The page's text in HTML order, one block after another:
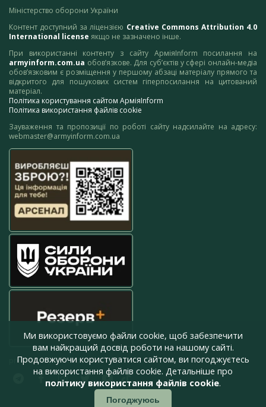
Міністерство оборони України
Контент доступний за ліцензією Creative Commons Attribution 4.0
International license якщо не зазначено інше.
При використанні контенту з сайту АрміяInform посилання на
armyinform.com.ua обов’язкове. Для суб’єктів у сфері онлайн-медіа
обов’язковим є розміщення у першому абзаці матеріалу прямого та
відкритого для пошукових систем гіперпосилання на цитований
матеріал.
Політика користування сайтом АрміяInform
Політика використання файлів cookie
Зауваження та пропозиції по роботі сайту надсилайте на адресу:
webmaster@armyinform.com.ua
press@armyinform.com.ua
Ми використовуємо файли cookie, щоб забезпечити
вам найкращий досвід роботи на нашому сайті.
Продовжуючи користуватися сайтом, ви погоджуєтесь
на використання файлів cookie. Детальніше про
політику використання файлів cookie.
Погоджуюсь